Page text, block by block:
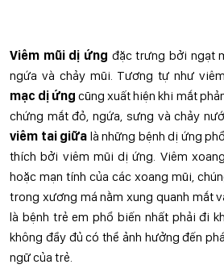
Viêm mũi dị ứng đặc trưng bởi ngạt
ngứa và chảy mũi. Tương tự như
mạc dị ứng cũng xuất hiện khi mắt
chứng mắt đỏ, ngứa, sưng và chảy
viêm tai giữa là những bệnh dị ứng
thích bởi viêm mũi dị ứng. Viêm
hoặc mạn tính của các xoang mũi,
trong xương má nằm xung quanh mắt
là bệnh trẻ em phổ biến nhất phải đi
không đầy đủ có thể ảnh hưởng đến
ngữ của trẻ.